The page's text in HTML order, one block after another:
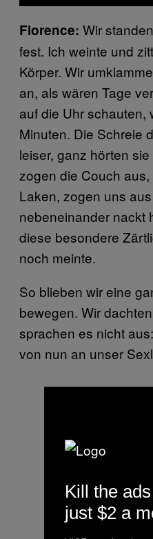
Florence: Wir
fest. Ich weinte und
Körper. Wir
an, als wären Tage
auf die Uhr schauten,
Minuten. Die Schreie
leiser, ganz hörten
zogen die Couch
Laken, zogen uns
nebeneinander nackt
diese besondere
noch meinte.
So blieben wir eine
bewegen. Wir
sprachen es nicht
von nun an unser
Kill the
just $2 a